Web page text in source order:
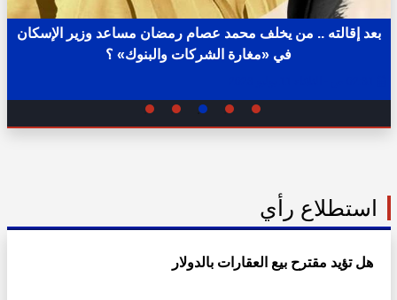
بعد إقالته .. من يخلف محمد عصام رمضان مساعد وزير الإسكان
في «مغارة الشركات والبنوك» ؟
استطلاع رأي
هل تؤيد مقترح بيع العقارات بالدولار